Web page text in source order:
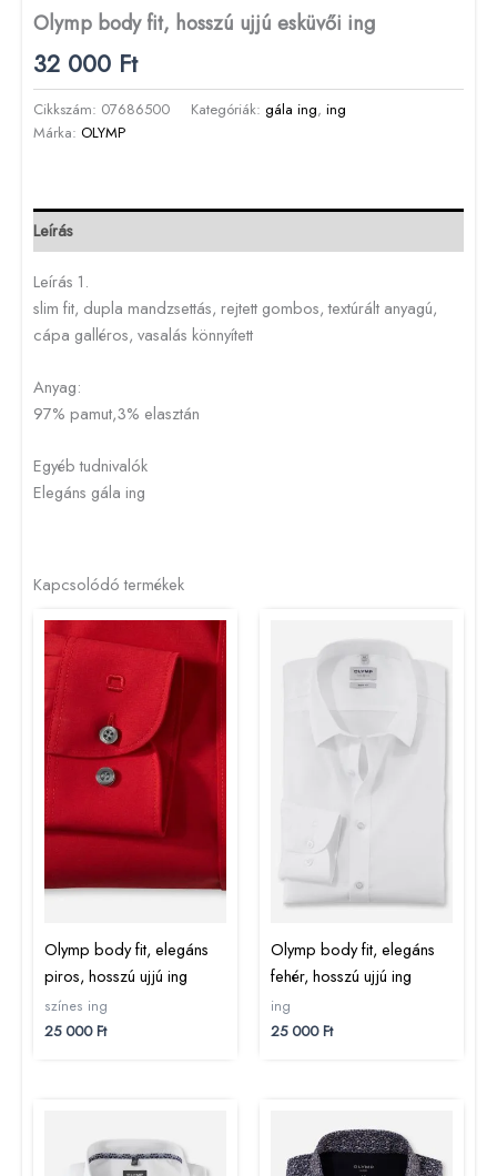
Olymp body fit, hosszú ujjú esküvői ing
32 000 Ft
Cikkszám: 07686500 Kategóriák: gála ing, ing
Márka: OLYMP
Leírás
Leírás 1.
slim fit, dupla mandzsettás, rejtett gombos, textúrált anyagú,
cápa galléros, vasalás könnyített
Anyag:
97% pamut,3% elasztán
Egyéb tudnivalók
Elegáns gála ing
Kapcsolódó termékek
Olymp body fit, elegáns
piros, hosszú ujjú ing
színes ing
25 000Ft
Olymp body fit, elegáns
fehér, hosszú ujjú ing
ing
25 000Ft